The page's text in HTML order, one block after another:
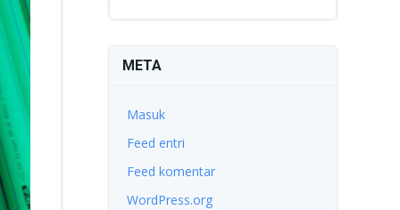
META
Masuk
Feed entri
Feed komentar
WordPress.org